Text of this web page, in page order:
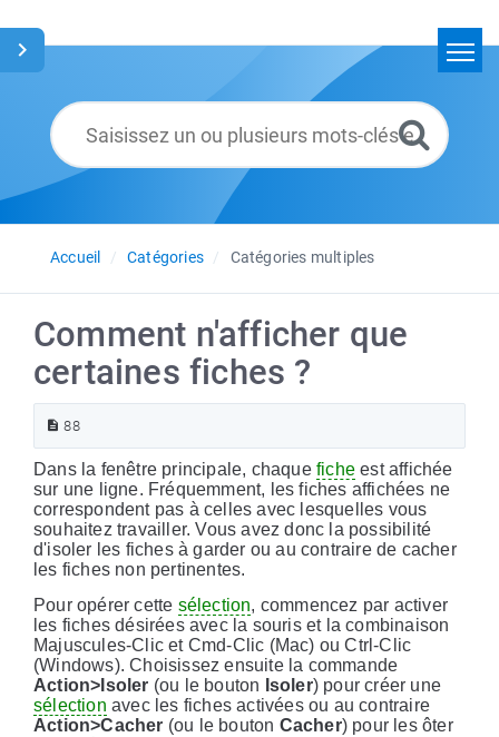
Glossaire
Français
Accueil
Catégories Catégories multiples
Comment n'afficher que
certaines fiches ?
88
Dans la fenêtre principale, chaque fiche est affichée
sur une ligne. Fréquemment, les fiches affichées ne
correspondent pas à celles avec lesquelles vous
souhaitez travailler. Vous avez donc la possibilité
d'isoler les fiches à garder ou au contraire de cacher
les fiches non pertinentes.
Pour opérer cette sélection, commencez par activer
les fiches désirées avec la souris et la combinaison
Majuscules-Clic et Cmd-Clic (Mac) ou Ctrl-Clic
(Windows). Choisissez ensuite la commande
Action>Isoler (ou le bouton Isoler) pour créer une
sélection avec les fiches activées ou au contraire
Action>Cacher (ou le bouton Cacher) pour les ôter